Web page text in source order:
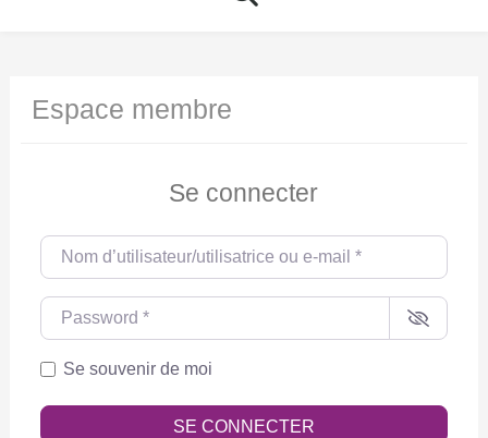
Espace membre
Se connecter
Nom d’utilisateur/utilisatrice ou e-mail
Password
Se souvenir de moi
SE CONNECTER